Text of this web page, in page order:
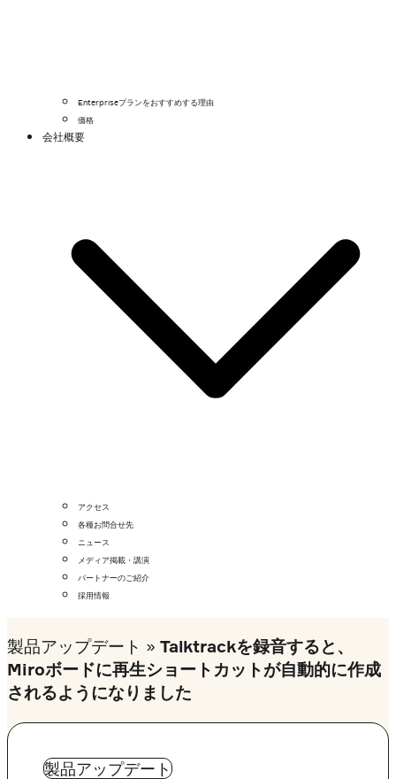
Enterpriseプランをおすすめする理由
価格
会社概要
アクセス
各種お問合せ先
ニュース
メディア掲載・講演
パートナーのご紹介
採用情報
製品アップデート » Talktrackを録音すると、
Miroボードに再生ショートカットが自動的に作成
されるようになりました
製品アップデート